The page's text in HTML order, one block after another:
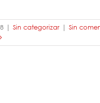
| Sin categorizar | Sin